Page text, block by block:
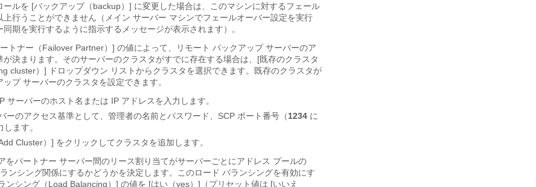
ルを [バックアップ（backup） ] に変更した場合は、このマシンに対するフェール
上行うことができません（メイン サーバー マシンでフェールオーバー設定を実行
同期を実行するように指示するメッセージが表示されます）。
トナー（Failover Partner）] の値によって、リモート バックアップ サーバーのア
が決まります。そのサーバーのクラスタがすでに存在する場合は、[既存のクラスタ
cluster） ] ドロップダウン リストからクラスタを選択できます。既存のクラスタが
プ サーバーのクラスタを設定できます。
サーバーのホスト名または IP アドレスを入力します。
ーのアクセス基準として、管理者の名前とパスワード、SCP ポート番号（1234 に
ます。
Cluster） ] をクリックしてクラスタを追加します。
をパートナー サーバー間のリース割り当てがサーバーごとにアドレス プールの
ンシング関係にするかどうかを決定します。このロード バランシングを有効にす
ンシング（Load Balancing）] の値を [はい（yes） ]（プリセット値は [いいえ